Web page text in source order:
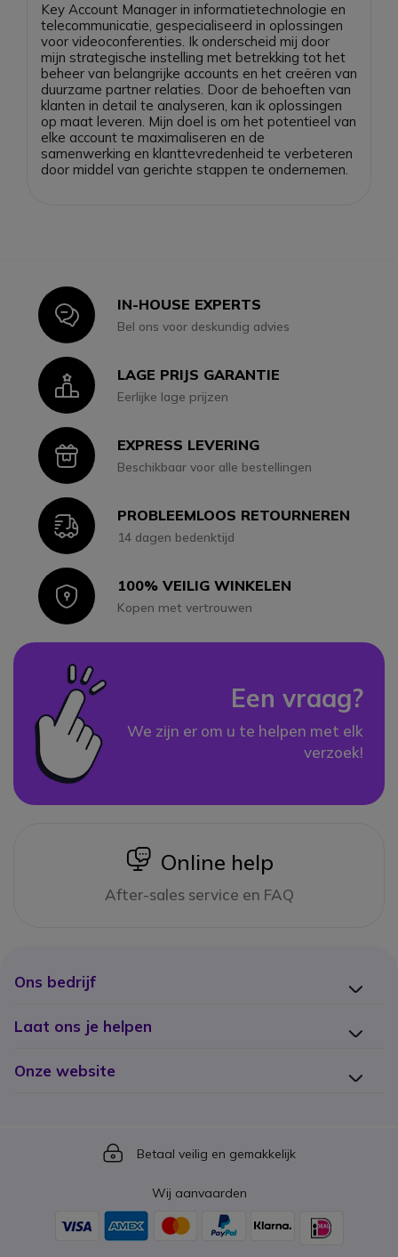
Key Account Manager in informatietechnologie en
telecommunicatie, gespecialiseerd in oplossingen
voor videoconferenties. Ik onderscheid mij door
mijn strategische instelling met betrekking tot het
beheer van belangrijke accounts en het creëren van
duurzame partner relaties. Door de behoeften van
klanten in detail te analyseren, kan ik oplossingen
op maat leveren. Mijn doel is om het potentieel van
elke account te maximaliseren en de
samenwerking en klanttevredenheid te verbeteren
door middel van gerichte stappen te ondernemen.
IconIN-HOUSE EXPERTS
Bel ons voor deskundig advies
IconLAGE PRIJS GARANTIE
Eerlijke lage prijzen
IconEXPRESS LEVERING
Beschikbaar voor alle bestellingen
IconPROBLEEMLOOS RETOURNEREN
14 dagen bedenktijd
Icon100% VEILIG WINKELEN
Kopen met vertrouwen
Een vraag?
We zijn er om u te helpen met elk
verzoek!
icon
Online help
After-sales service en FAQ
Ons bedrijf
Laat ons je helpen
Onze website
Icon
Betaal veilig en gemakkelijk
Wij aanvaarden